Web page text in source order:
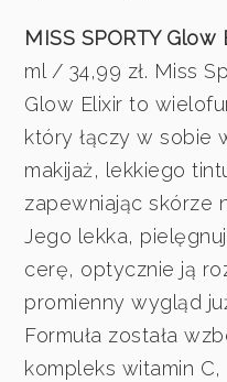
MISS SPORTY Glow
ml / 34,99 zł. Miss
Glow Elixir to
który łączy w sobie
makijaż, lekkiego
zapewniając skórze
Jego lekka,
cerę, optycznie ją
promienny wygląd
Formuła została
kompleks witamin